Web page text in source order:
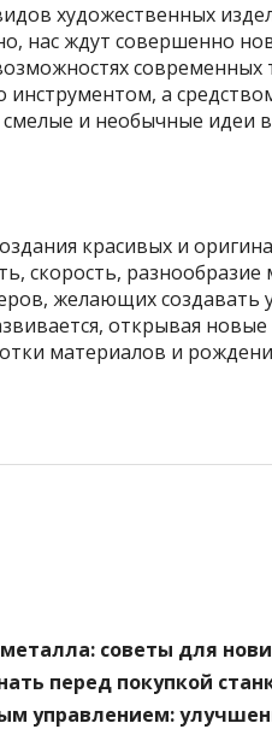
художественных
нас ждут совершенно
современных
инструментом, а
и необычные идеи
красивых и
скорость, разнообразие
желающих создавать
открывая новые
материалов и
советы для
перед покупкой
управлением: